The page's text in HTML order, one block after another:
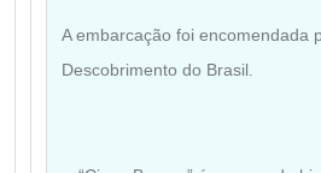
A embarcação foi encomendada
Descobrimento do Brasil.